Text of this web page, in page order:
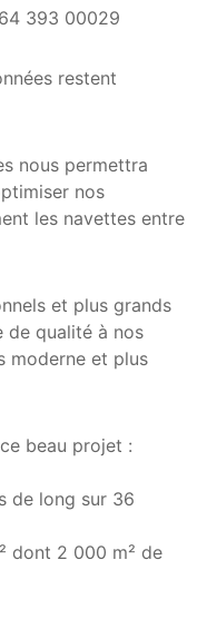
393 00029
restent
nous permettra
nos
les navettes entre
et plus grands
de qualité à nos
moderne et plus
beau projet :
de long sur 36
dont 2 000 m² de